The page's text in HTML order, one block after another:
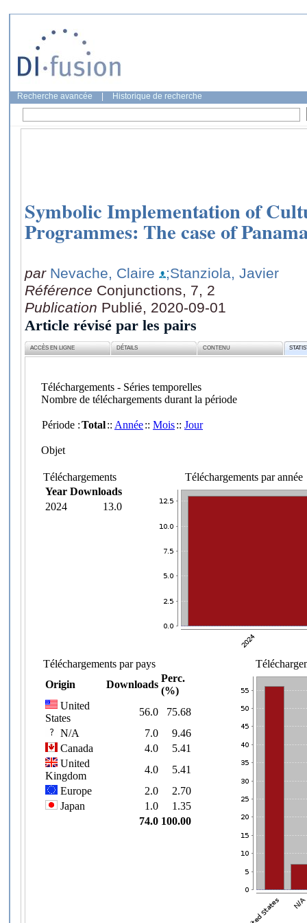
Recherche avancée Historique de recherche
Symbolic Implementation of
Programmes: The case of
par Nevache, Claire
;Stanziola, Javier
Référence Conjunctions, 7, 2
Publication Publié, 2020-09-01
Article révisé par les pairs
ACCÈS EN LIGNE DÉTAILS CONTENU